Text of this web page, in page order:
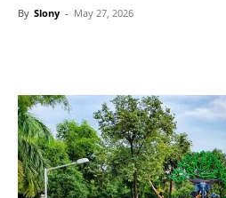
By Slony - May 27, 2026